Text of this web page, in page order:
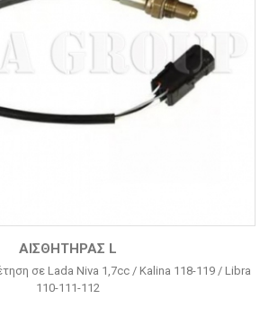
ΑΙΣΘΗΤΉΡΑΣ L
σε Lada Niva 1,7cc / Kalina 118-119 / Libra
110-111-112